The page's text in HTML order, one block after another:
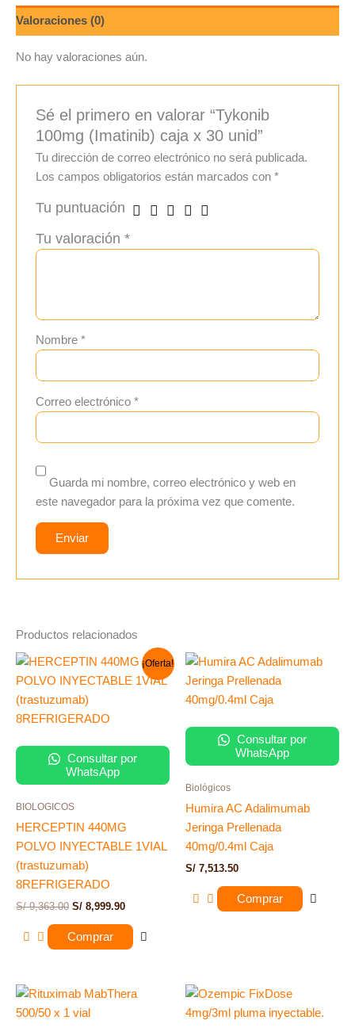
Valoraciones (0)
No hay valoraciones aún.
Sé el primero en valorar “Tykonib
100mg (Imatinib) caja x 30 unid”
Tu dirección de correo electrónico no será publicada.
Los campos obligatorios están marcados con*
Tu puntuación
Tu valoración*
Nombre*
Correo electrónico*
Guarda mi nombre, correo electrónico y web en
este navegador para la próxima vez que comente.
Productos relacionados
¡Oferta!
Consultar por
WhatsApp
BIOLOGICOS
HERCEPTIN 440MG
POLVO INYECTABLE 1VIAL
(trastuzumab)
8REFRIGERADO
S/9,363.00
El
original
era:
S/ 9,363.00.
S/ 8,999.90
El
precio
actual
Comprar
Consultar por
WhatsApp
Biológicos
Humira AC Adalimumab
Jeringa Prellenada
40mg/0.4ml Caja
S/ 7,513.50
Comprar